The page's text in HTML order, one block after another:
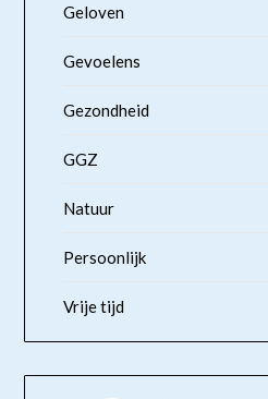
Geloven
Gevoelens
Gezondheid
GGZ
Natuur
Persoonlijk
Vrije tijd